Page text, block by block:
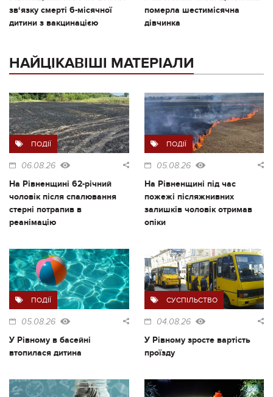
зв‘язку смерті 6-місячної
дитини з вакцинацією
померла шестимісячна
дівчинка
НАЙЦІКАВІШІ МАТЕРІАЛИ
ПОДІЇ
06.08.26
На Рівненщині 62-річний
чоловік після спалювання
стерні потрапив в
реанімацію
ПОДІЇ
05.08.26
На Рівненщині під час
пожежі післяжнивних
залишків чоловік отримав
опіки
ПОДІЇ
05.08.26
У Рівному в басейні
втопилася дитина
СУСПІЛЬСТВО
04.08.26
У Рівному зросте вартість
проїзду